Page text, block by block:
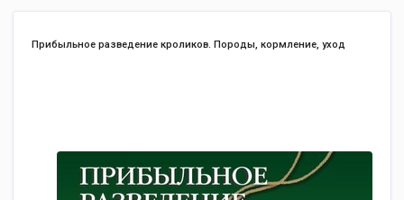
Прибыльное разведение кроликов. Породы, кормление, уход